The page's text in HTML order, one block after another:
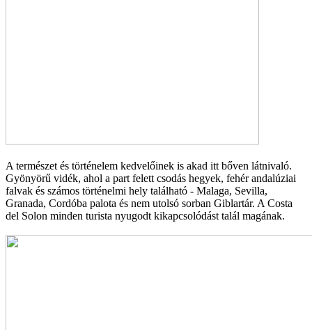
A természet és történelem kedvelőinek is akad itt bőven látnivaló.
Gyönyörű vidék, ahol a part felett csodás hegyek, fehér andalúziai
falvak és számos történelmi hely található - Malaga, Sevilla,
Granada, Cordóba palota és nem utolsó sorban Giblartár. A Costa
del Solon minden turista nyugodt kikapcsolódást talál magának.